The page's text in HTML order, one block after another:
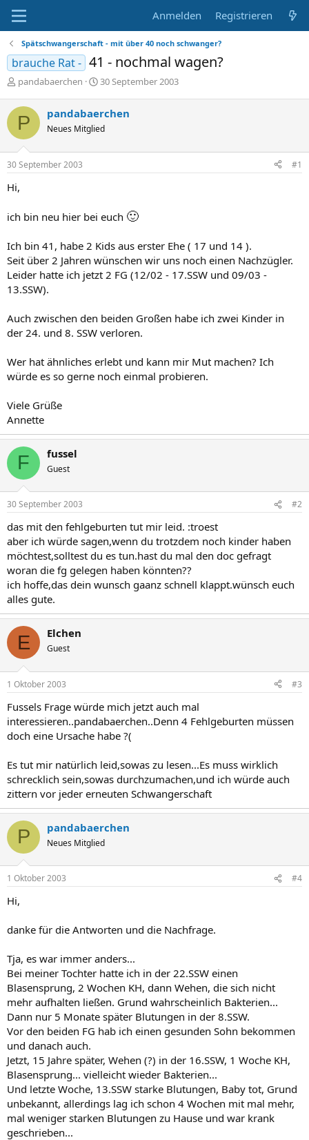
Anmelden Registrieren
Spätschwangerschaft - mit über 40 noch schwanger?
brauche Rat - 41 - nochmal wagen?
E
s
t
e
l
l
e
pandabaerchen
E
t
e
l
30 September 2003
P pandabaerchen
Neues Mitglied
30 September 2003 #1
Hi,
ich bin neu hier bei euch 🙂
Ich bin 41, habe 2 Kids aus erster Ehe ( 17 und 14 ).
Seit über 2 Jahren wünschen wir uns noch einen Nachzügler.
Leider hatte ich jetzt 2 FG (12/02 - 17.SSW und 09/03 -
13.SSW).
Auch zwischen den beiden Großen habe ich zwei Kinder in
der 24. und 8. SSW verloren.
Wer hat ähnliches erlebt und kann mir Mut machen? Ich
würde es so gerne noch einmal probieren.
Viele Grüße
Annette
F fussel
Guest
30 September 2003 #2
das mit den fehlgeburten tut mir leid. :troest
aber ich würde sagen,wenn du trotzdem noch kinder haben
möchtest,solltest du es tun.hast du mal den doc gefragt
woran die fg gelegen haben könnten??
ich hoffe,das dein wunsch gaanz schnell klappt.wünsch euch
alles gute.
E Elchen
Guest
1 Oktober 2003 #3
Fussels Frage würde mich jetzt auch mal
interessieren..pandabaerchen..Denn 4 Fehlgeburten müssen
doch eine Ursache habe ?(
Es tut mir natürlich leid,sowas zu lesen...Es muss wirklich
schrecklich sein,sowas durchzumachen,und ich würde auch
zittern vor jeder erneuten Schwangerschaft
P pandabaerchen
Neues Mitglied
1 Oktober 2003 #4
Hi,
danke für die Antworten und die Nachfrage.
Tja, es war immer anders...
Bei meiner Tochter hatte ich in der 22.SSW einen
Blasensprung, 2 Wochen KH, dann Wehen, die sich nicht
mehr aufhalten ließen. Grund wahrscheinlich Bakterien...
Dann nur 5 Monate später Blutungen in der 8.SSW.
Vor den beiden FG hab ich einen gesunden Sohn bekommen
und danach auch.
Jetzt, 15 Jahre später, Wehen (?) in der 16.SSW, 1 Woche KH,
Blasensprung... vielleicht wieder Bakterien...
Und letzte Woche, 13.SSW starke Blutungen, Baby tot, Grund
unbekannt, allerdings lag ich schon 4 Wochen mit mal mehr,
mal weniger starken Blutungen zu Hause und war krank
geschrieben...